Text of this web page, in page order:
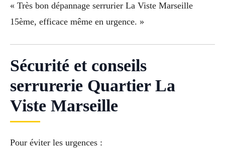
« Très bon dépannage serrurier La Viste Marseille
15ème, efficace même en urgence. »
Sécurité et conseils
serrurerie Quartier La
Viste Marseille
Pour éviter les urgences :